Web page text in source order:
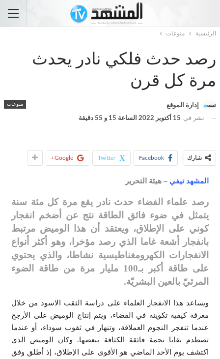
الرئيسية منوعات
رصد حدث فلكي نادر يحدث
مرة كل قرن
منوعات إدارة الموقع
نشر في 15 أكتوبر 2022 الساعة 15 و 55 دقيقة
شارك Facebook
Twitter
Google+
المشهد تيفي – هيئة التحرير
رصد علماء الفضاء حدث نادر يقع مرة كل مئة سنة
يتمثل في ضوء فائق الطاقة نتج عن أضخم انفجار
كوني على الإطلاق، ويعتقد أن هذا الوميض مرتبط
بانفجار أشعة غاما الذي رصد مؤخرا، وهو أكثر أنواع
الانفجارات
الكهرومغناطيسية نشاطا، والذي يحتوي
على طاقة أكبر بـ100 مليار مرة من طاقة الضوء
المرئيّ بالعين البشريّة.
ويساعد هذا الانفجار العلماء على دراسة الثقب الاسود من خلال
معرفة كيفية تكوينه في الفضاء، ويتم إنتاج الوميض على الأرجح
عندما تنفجر النجوم العملاقة، وتنهار في ثقوب سوداء، أو عندما
تصطدم بقايا نجمة فائقة الكثافة ببعضها. وكان الوميض الذي
اكتشف يوم الأحد الماضي هو الأقوى على الإطلاق، إذ أطلق وفق